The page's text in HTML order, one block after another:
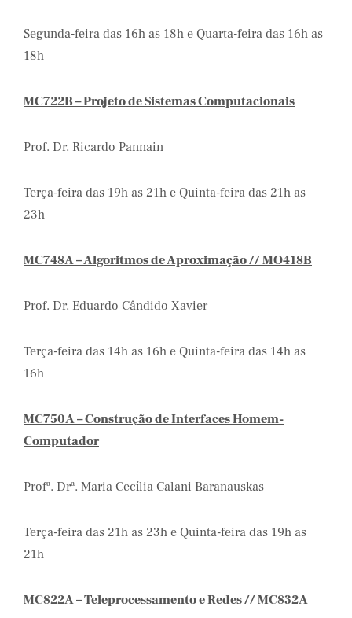
Segunda-feira das 16h as 18h e Quarta-feira das 16h as
18h
MC722B – Projeto de Sistemas Computacionais
Prof. Dr. Ricardo Pannain
Terça-feira das 19h as 21h e Quinta-feira das 21h as
23h
MC748A – Algoritmos de Aproximação // MO418B
Prof. Dr. Eduardo Cândido Xavier
Terça-feira das 14h as 16h e Quinta-feira das 14h as
16h
MC750A – Construção de Interfaces Homem-
Computador
Profª. Drª. Maria Cecília Calani Baranauskas
Terça-feira das 21h as 23h e Quinta-feira das 19h as
21h
MC822A – Teleprocessamento e Redes // MC832A